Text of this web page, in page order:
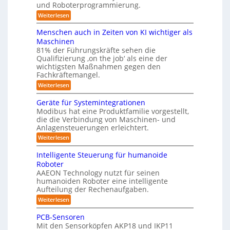
s
y
s
t
e
m
f
ü
r
R
o
b
o
t
i
u
n
d
L
o
g
i
s
e
i
r
ä
u
m
e
b
i
s
I
S
O
-
K
a
s
s
e
z
e
i
c
h
o
n
m
i
l
i
t
ä
r
i
s
c
h
e
r
B
o
e
n
r
o
b
o
t
i
t
a
t
i
o
n
e
n
-
S
c
h
w
i
ß
c
o
b
o
t
und Roboterprogrammierung.
Weiterlesen:
P
ä
s
e
n
t
a
t
i
o
n
v
o
n
E
n
c
y
3
0
Menschen auch in Zeiten von KI wichtiger als
Maschinen
81% der Führungskräfte sehen die
Qualifizierung ‚on the job‘ als eine der
wichtigsten Maßnahmen gegen den
Fachkräftemangel.
Weiterlesen:
M
n
s
c
h
e
n
u
h
i
n
Z
e
i
t
e
n
Geräte für Systemintegrationen
Modibus hat eine Produktfamilie vorgestellt,
die die Verbindung von Maschinen- und
Anlagensteuerungen erleichtert.
Weiterlesen:
G
e
r
t
e
f
ü
r
S
y
s
Intelligente Steuerung für humanoide
Roboter
AAEON Technology nutzt für seinen
humanoiden Roboter eine intelligente
Aufteilung der Rechenaufgaben.
Weiterlesen:
I
t
e
PCB-Sensoren
Mit den Sensorköpfen AKP18 und IKP11